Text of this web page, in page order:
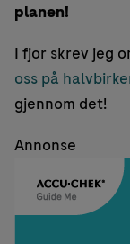
planen!
I fjor skrev jeg
oss på
gjennom det!
Annonse